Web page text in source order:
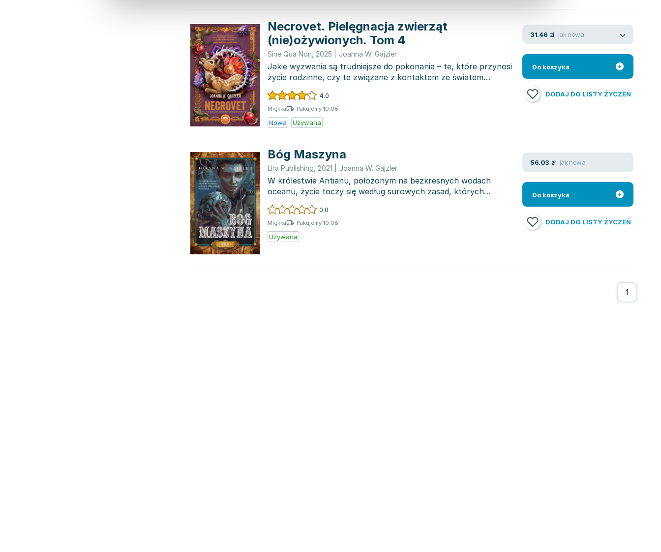
Necrovet. Pielęgnacja zwierząt
(nie)ożywionych. Tom 4
Sine Qua Non 2025 Joanna W. Gajzler
Jakie wyzwania są trudniejsze do pokonania – te, które przynosi
życie rodzinne, czy te związane z kontaktem ze światem
zmarłych? N...
4.0
Miękka Pakujemy 10.08
Nowa Używana
31.46 zł jak nowa
Do koszyka
DODAJ DO LISTY ŻYCZEŃ
Bóg Maszyna
Lira Publishing 2021 Joanna W. Gajzler
W królestwie Antianu, położonym na bezkresnych wodach
oceanu, życie toczy się według surowych zasad, których
podporą jest niezwykł...
0.0
Miękka Pakujemy 10.08
Używana
56.03 zł jak nowa
Do koszyka
DODAJ DO LISTY ŻYCZEŃ